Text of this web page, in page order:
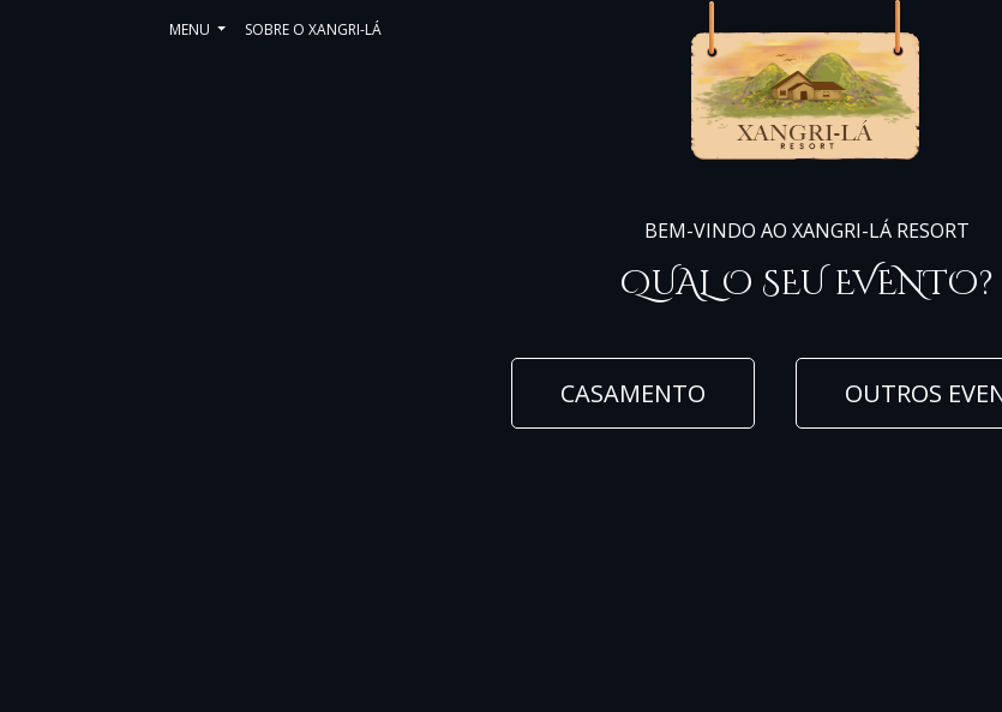
MENU SOBRE O XANGRI-LÁ
BEM-VINDO AO XANGRI-LÁ RESORT
QUAL O SEU EVENTO?
CASAMENTO OUTROS